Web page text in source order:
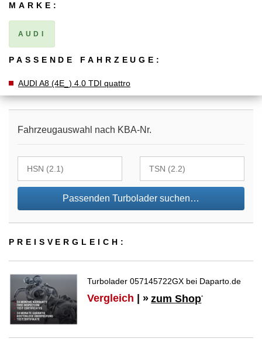
MARKE:
AUDI
PASSENDE FAHRZEUGE:
AUDI A8 (4E_) 4.0 TDI quattro
Fahrzeugauswahl nach KBA-Nr.
Passenden Turbolader suchen…
PREIS­VER­GLEICH:
Turbolader 057145722GX bei Daparto.de
Vergleich | » zum Shop*